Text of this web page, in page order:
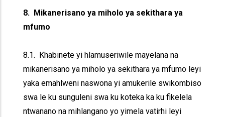
8. Mikanerisano ya miholo ya sekithara ya
mfumo
8.1. Khabinete yi hlamuseriwile mayelana na
mikanerisano ya miholo ya sekithara ya mfumo leyi
yaka emahlweni naswona yi amukerile swikombiso
swa le ku sunguleni swa ku koteka ka ku fikelela
ntwanano na mihlangano yo yimela vatirhi leyi